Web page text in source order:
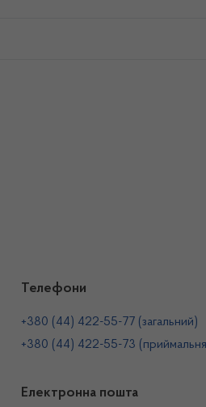
Телефони
+380 (44) 422-55-77 (загальний)
+380 (44) 422-55-73
Електронна пошта